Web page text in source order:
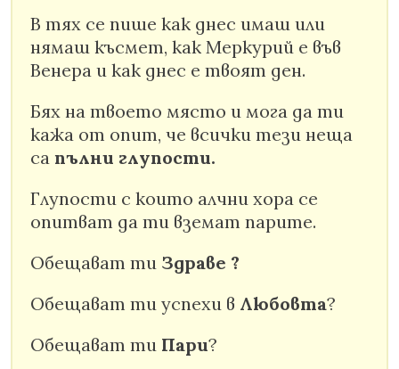
В тях се пише как днес имаш или
нямаш късмет, как Меркурий е във
Венера и как днес е твоят ден.
Бях на твоето място и мога да ти
кажа от опит, че всички тези неща
са пълни глупости.
Глупости с които алчни хора се
опитват да ти вземат парите.
Обещават ти Здраве ?
Обещават ти успехи в Любовта?
Обещават ти Пари?